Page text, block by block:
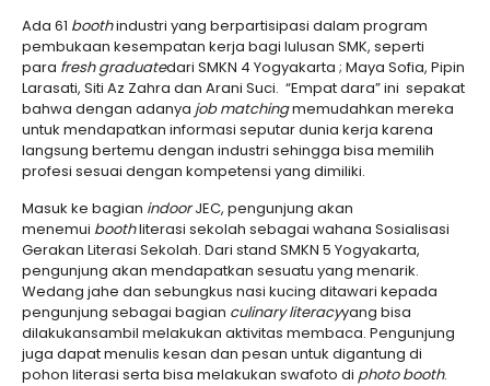
Ada 61 boothindustri yang berpartisipasi dalam program
pembukaan kesempatan kerja bagi lulusan SMK, seperti
para fresh graduatedari SMKN 4 Yogyakarta ; Maya Sofia, Pipin
Larasati, Siti Az Zahra dan Arani Suci. “Empat dara” ini sepakat
bahwa dengan adanya job matchingmemudahkan mereka
untuk mendapatkan informasi seputar dunia kerja karena
langsung bertemu dengan industri sehingga bisa memilih
profesi sesuai dengan kompetensi yang dimiliki.
Masuk ke bagian indoorJEC, pengunjung akan
menemui boothliterasi sekolah sebagai wahana Sosialisasi
Gerakan Literasi Sekolah. Dari stand SMKN 5 Yogyakarta,
pengunjung akan mendapatkan sesuatu yang menarik.
Wedang jahe dan sebungkus nasi kucing ditawari kepada
pengunjung sebagai bagian culinary literacyyang bisa
dilakukansambil melakukan aktivitas membaca. Pengunjung
juga dapat menulis kesan dan pesan untuk digantung di
pohon literasi serta bisa melakukan swafoto di photo booth.